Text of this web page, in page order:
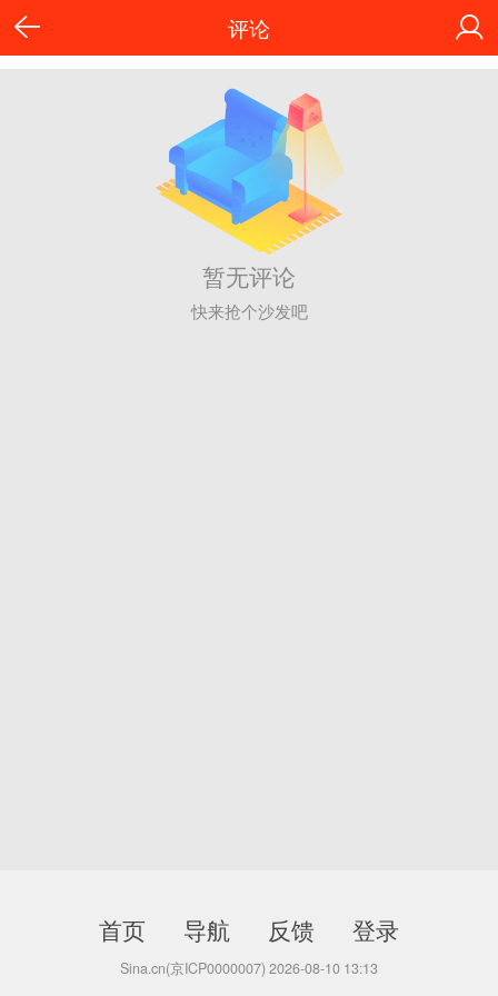
评论
暂无评论
快来抢个沙发吧
首页 导航 反馈 登录
Sina.cn(京ICP0000007) 2026-08-10 13:13